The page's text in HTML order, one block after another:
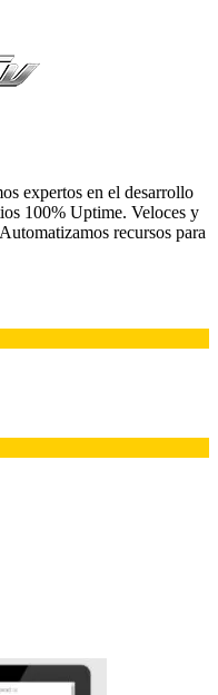
expertos en el desarrollo
100% Uptime. Veloces y
recursos para